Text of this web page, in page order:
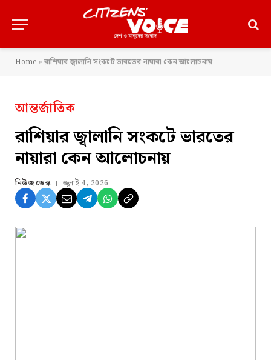
Home » রাশিয়ার জ্বালানি সংকটে ভারতের নায়ারা কেন আলোচনায়
আন্তর্জাতিক
রাশিয়ার জ্বালানি সংকটে ভারতের
নায়ারা কেন আলোচনায়
নিউজ ডেস্ক জুলাই 4, 2026